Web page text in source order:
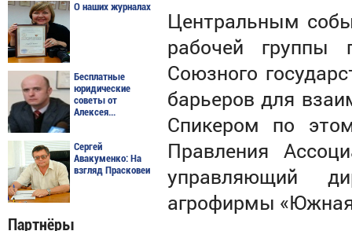
О наших журналах
Бесплатные
юридические
советы от
Алексея...
Сергей
Авакуменко: На
взгляд Прасковеи
Партнёры
Центральным
рабочей группы
Союзного
барьеров для
Спикером по
Правления
управляющий
агрофирмы